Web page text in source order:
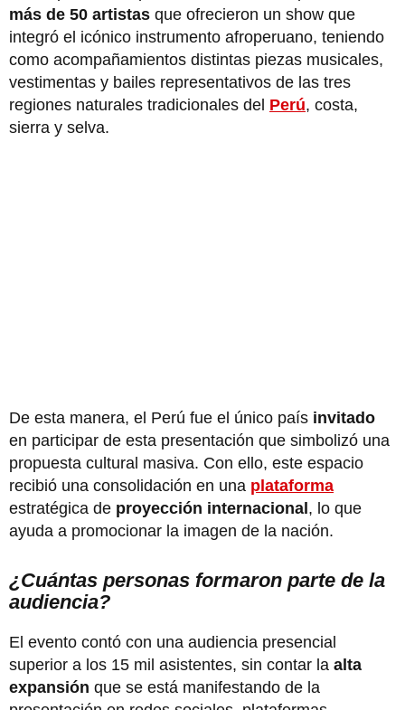
más de 50 artistas que ofrecieron un show que
integró el icónico instrumento afroperuano, teniendo
como acompañamientos distintas piezas musicales,
vestimentas y bailes representativos de las tres
regiones naturales tradicionales del Perú, costa,
sierra y selva.
De esta manera, el Perú fue el único país invitado
en participar de esta presentación que simbolizó una
propuesta cultural masiva. Con ello, este espacio
recibió una consolidación en una plataforma
estratégica de proyección internacional , lo que
ayuda a promocionar la imagen de la nación.
¿Cuántas personas formaron parte de la
audiencia?
El evento contó con una audiencia presencial
superior a los 15 mil asistentes, sin contar la alta
expansión que se está manifestando de la